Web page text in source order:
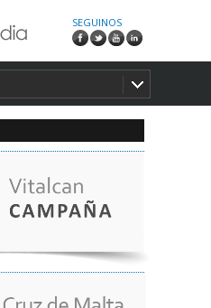
SEGUINOS